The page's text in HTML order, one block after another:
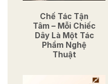
Chế Tác Tận
Tâm – Mỗi Chiếc
Dây Là Một Tác
Phẩm Nghệ
Thuật